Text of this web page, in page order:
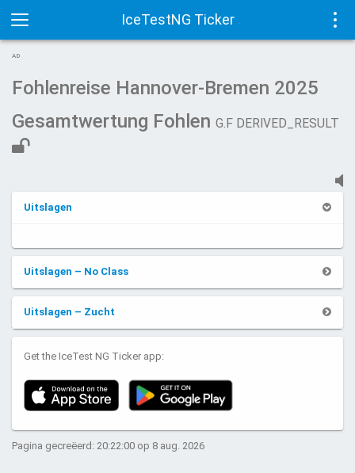
IceTestNG Ticker
Toggle
navigation
AD
Fohlenreise Hannover-Bremen 2025
Gesamtwertung Fohlen G.F DERIVED_RESULT
Uitslagen
Uitslagen – No Class
Uitslagen – Zucht
Get the IceTest NG Ticker app:
Pagina gecreëerd: 20:22:00 op 8 aug. 2026